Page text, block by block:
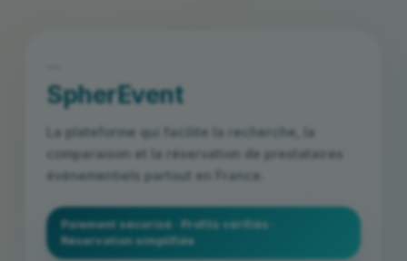
SpherEvent
La plateforme qui facilite la recherche, la
comparaison et la réservation de prestataires
événementiels partout en France.
Paiement sécurisé · Profils vérifiés ·
Réservation simplifiée